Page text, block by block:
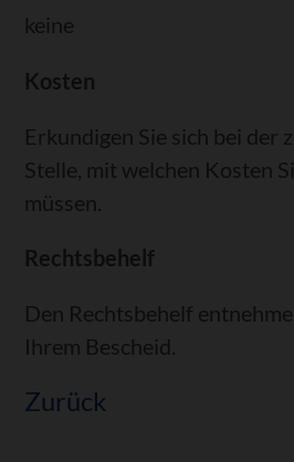
keine
Kosten
Erkundigen Sie sich bei der
Stelle, mit welchen Kosten
müssen.
Rechtsbehelf
Den Rechtsbehelf
Ihrem Bescheid.
Zurück